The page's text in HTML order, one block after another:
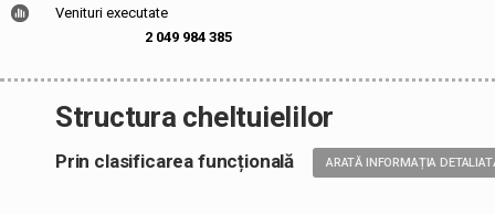
Venituri executate
2 049 984 385
Structura cheltuielilor
Prin clasificarea funcțională ARATĂ INFORMAȚIA